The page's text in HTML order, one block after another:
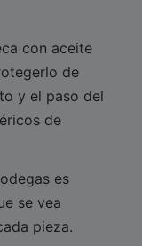
con aceite
de
y el paso del
de
es
se vea
pieza.